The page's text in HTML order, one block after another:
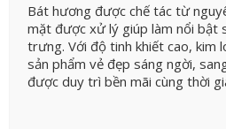
Bát hương được chế tác từ
mặt được xử lý giúp làm nổi bật
trưng. Với độ tinh khiết cao, kim
sản phẩm vẻ đẹp sáng ngời,
được duy trì bền mãi cùng thời